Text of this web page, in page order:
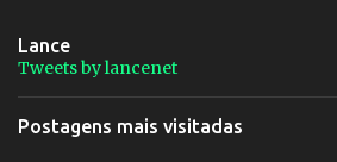
Lance
Tweets by lancenet
Postagens mais visitadas